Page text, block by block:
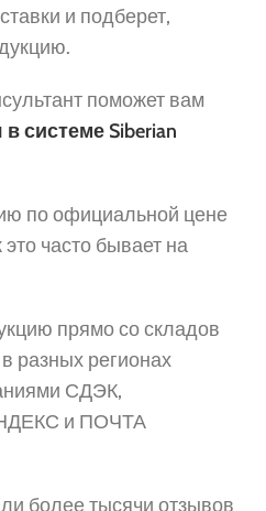
и подберет,
поможет вам
системе Siberian
по официальной цене
часто бывает на
прямо со складов
разных регионах
СДЭК,
и ПОЧТА
более тысячи отзывов